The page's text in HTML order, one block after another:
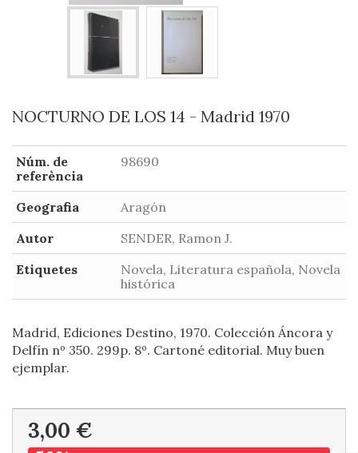
NOCTURNO DE LOS 14 - Madrid 1970
Núm. de
referència
98690
Geografia
Aragón
Autor
SENDER, Ramon J.
Etiquetes
Novela, Literatura española, Novela
histórica
Madrid, Ediciones Destino, 1970. Colección Áncora y
Delfín nº 350. 299p. 8º. Cartoné editorial. Muy buen
ejemplar.
3,00 €